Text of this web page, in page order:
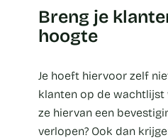
Breng je
hoogte
Je hoeft hiervoor zelf
klanten op de
ze hiervan een
verlopen? Ook dan